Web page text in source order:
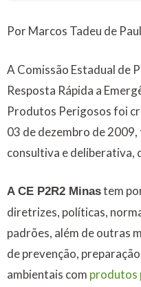
Por Marcos Tadeu de
A Comissão Estadual de
Resposta Rápida a
Produtos Perigosos foi
03 de dezembro de
consultiva e deliberativa,
A CE P2R2 Minastem
diretrizes, políticas,
padrões, além de outras
de prevenção,
ambientais com produtos